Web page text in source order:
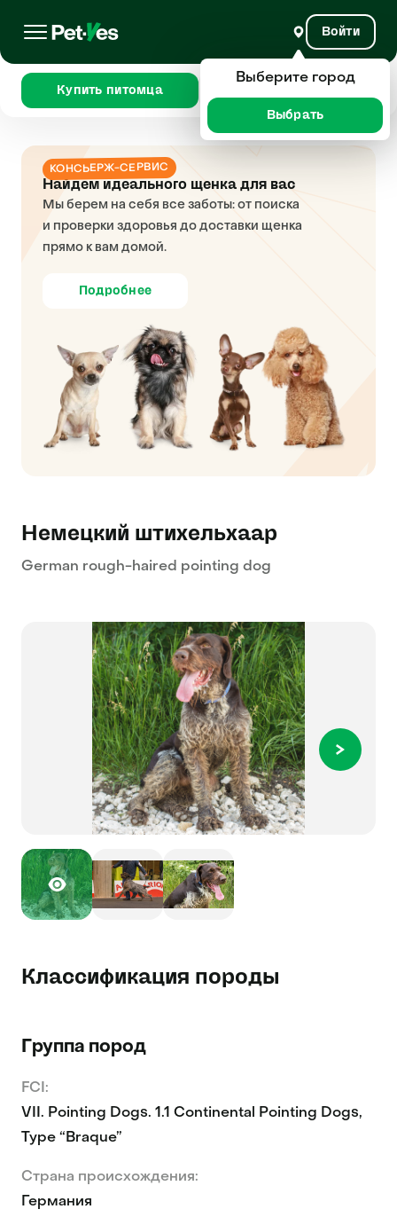
Войти
Купить питомца
КОНСЬЕРЖ-СЕРВИС
Найдем идеального щенка для вас
Мы берем на себя все заботы: от поиска
и проверки здоровья до доставки щенка
прямо к вам домой.
Подробнее
Немецкий штихельхаар
German rough-haired pointing dog
Классификация породы
Группа пород
FCI:
VII. Pointing Dogs. 1.1 Continental Pointing Dogs,
Type “Braque”
Страна происхождения:
Германия
Выберите город
Выбрать